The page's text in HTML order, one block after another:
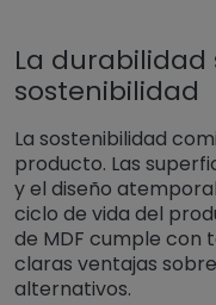
La durabilidad
sostenibilidad
La sostenibilidad
producto. Las
y el diseño
ciclo de vida del
de MDF cumple con
claras ventajas
alternativos.